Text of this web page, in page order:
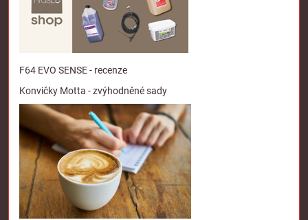
F64 EVO SENSE - recenze
Konvičky Motta - zvýhodněné sady